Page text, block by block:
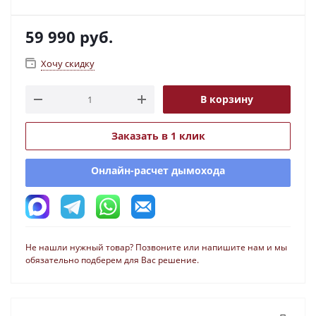
59 990 руб.
Хочу скидку
В корзину
Заказать в 1 клик
Онлайн-расчет дымохода
Не нашли нужный товар? Позвоните или напишите нам и мы
обязательно подберем для Вас решение.